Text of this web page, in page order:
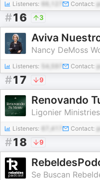
Listeners: Contact:
#16 3
Aviva
Nancy DeMoss
Listeners: 54,597 Contact:
#17 9
Renovando
Ligonier Ministries
Listeners: 67,417 Contact:
#18 9
Se Buscan